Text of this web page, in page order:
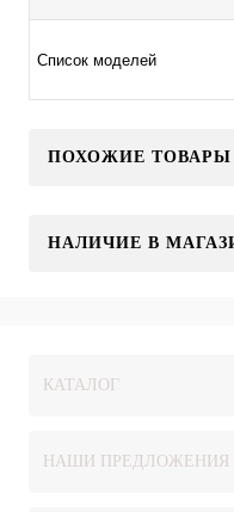
Список моделей
ПОХОЖИЕ ТОВАРЫ
НАЛИЧИЕ В
КАТАЛОГ
НАШИ ПРЕДЛОЖЕНИЯ